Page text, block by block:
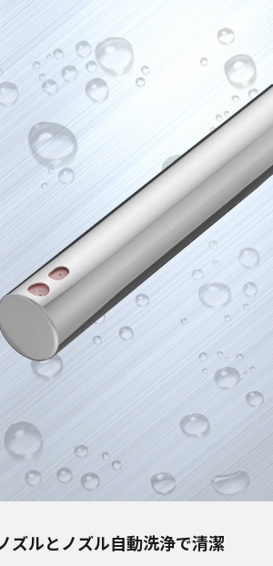
ズルとノズル自動洗浄で清潔